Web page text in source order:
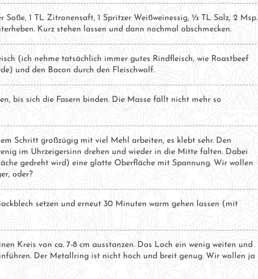
1 TL Zitronensaft, 1 Spritzer Weißweinessig, ½ TL Salz, 2 Msp.
Kurz stehen lassen und dann nochmal abschmecken.
(ich nehme tatsächlich immer gutes Rindfleisch, wie Roastbeef
und den Bacon durch den Fleischwolf.
bis sich die Fasern binden. Die Masse fällt nicht mehr so
Schritt großzügig mit viel Mehl arbeiten, es klebt sehr. Den
im Uhrzeigersinn drehen und wieder in die Mitte falten. Dabei
gedreht wird) eine glatte Oberfläche mit Spannung. Wir wollen
oder?
setzen und erneut 30 Minuten warm gehen lassen (mit
Kreis von ca. 7-8 cm ausstanzen. Das Loch ein wenig weiten und
Der Metallring ist nicht hoch und breit genug. Wir wollen ja